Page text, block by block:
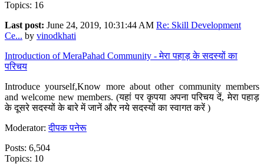
Topics: 16
Last post: June 24, 2019, 10:31:44 AM Re: Skill Development
Ce... by vinodkhati
Introduction of MeraPahad Community - मेरा पहाड़ के सदस्यों का
परिचय
Introduce yourself,Know more about other community members
and welcome new members. (यहां पर कृपया अपना परिचय दें, मेरा पहाड़
के दूसरे सदस्यों के बारे में जानें और नये सदस्यों का स्वागत करें )
Moderator:दीपक पनेरू
Posts: 6,504
Topics: 10